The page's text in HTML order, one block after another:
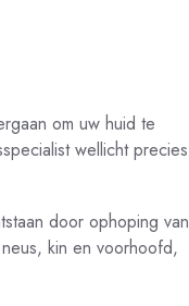
om uw huid te
wellicht precies
door ophoping van
kin en voorhoofd,